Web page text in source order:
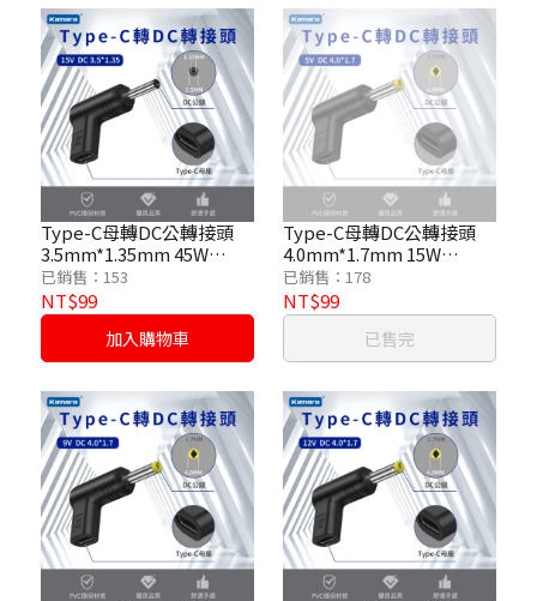
Type-C母轉DC公轉接頭
3.5mm*1.35mm 45W
/15V/3A
已銷售：153
NT$99
加入購物車
Type-C母轉DC公轉接頭
4.0mm*1.7mm 15W
/5V/3A
已銷售：178
NT$99
已售完